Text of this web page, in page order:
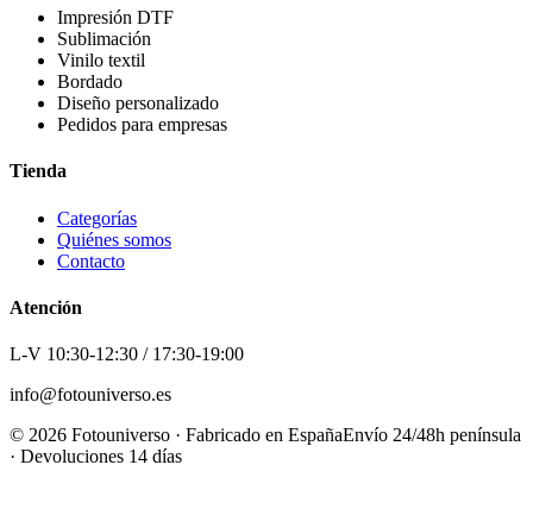
Impresión DTF
Sublimación
Vinilo textil
Bordado
Diseño personalizado
Pedidos para empresas
Tienda
Categorías
Quiénes somos
Contacto
Atención
L-V 10:30-12:30 / 17:30-19:00
info@fotouniverso.es
© 2026 Fotouniverso · Fabricado en EspañaEnvío 24/48h península
· Devoluciones 14 días